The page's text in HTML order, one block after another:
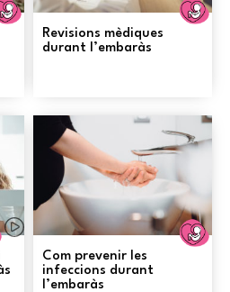
Embaràs
Revisions mèdiques
durant l’embaràs
Embaràs
Com prevenir les
infeccions durant
l’embaràs